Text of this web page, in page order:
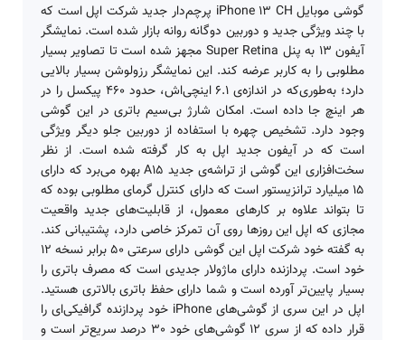
گوشی موبایل iPhone 13 CH پرچم‌دار جدید شرکت اپل است که
با چند ویژگی جدید و دوربین دوگانه روانه بازار شده است. نمایشگر
آیفون 13 به پنل Super Retina مجهز ‌شده است تا تصاویر بسیار
مطلوبی را به کاربر عرضه کند. این نمایشگر رزولوشن بسیار بالایی
دارد؛ به‌طوری‌که در اندازه­‌ی 6.1 اینچی‌اش، حدود 460 پیکسل را در
هر اینچ جا داده است. امکان شارژ بی‌‌سیم باتری در این گوشی
وجود دارد. تشخیص چهره با استفاده از دوربین جلو دیگر ویژگی
است که در آیفون جدید اپل به کار گرفته شده است. از نظر
سخت‌‌افزاری این گوشی از تراشه­‌ی جدید A15 بهره می‌برد که دارای
15 میلیارد ترانزیستور است که دارای کنترل گرمای مطلوبی بوده که
تا بتواند علاوه بر کارهای معمول، از قابلیت‌های جدید واقعیت
مجازی که اپل این روزها روی آن تمرکز خاصی دارد، پشتیبانی کند.
به گفته خود شرکت اپل این گوشی دارای سرعتی 50 برابر نسخه 12
خود است. پردازنده دارای ماژولار جدیدی است که مصرف باتری را
بسیار پایین‌تر آورده است و شما دارای حفظ باتری بالاتری هستید.
اپل در این سری از گوشی‌های iPhone خود پردازنده گرافیکی‌ای را
قرار داده که از سری 12 گوشی‌های خود 30 درصد سریع‌تر است و